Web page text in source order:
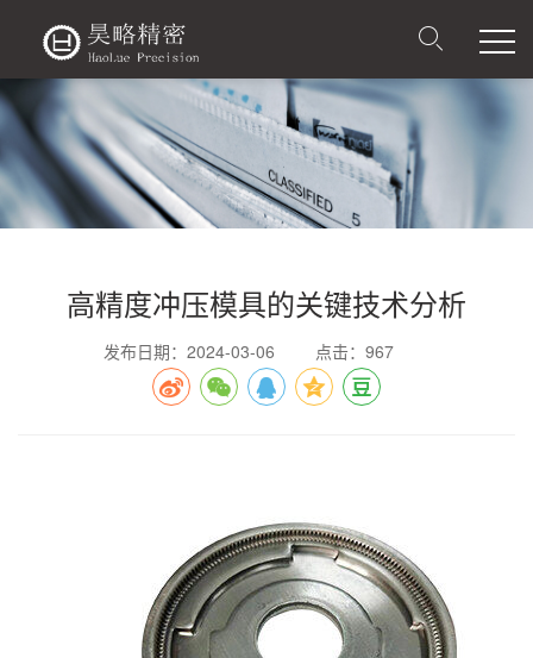
高精度冲压模具的关键技术分析
发布日期：2024-03-06 点击：967